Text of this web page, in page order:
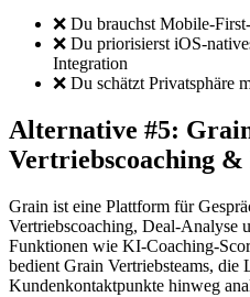
❌ Du brauchst Mobile-
❌ Du priorisierst iOS-
Integration
❌ Du schätzt Privatsphäre
Alternative #5:
Vertriebscoaching &
Grain ist eine Plattform für
Vertriebscoaching, Deal-Analyse
Funktionen wie KI-Coaching-
bedient Grain Vertriebsteams, die
Kundenkontaktpunkte hinweg